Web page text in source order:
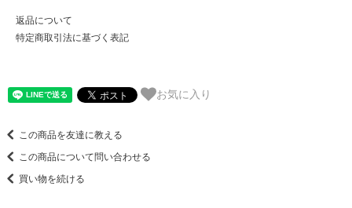
返品について
特定商取引法に基づく表記
お気に入り
この商品を友達に教える
この商品について問い合わせる
買い物を続ける